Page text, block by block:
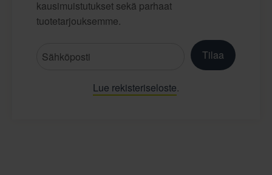
kausimuistutukset sekä parhaat
tuotetarjouksemme.
Tilaa
Lue rekisteriseloste.